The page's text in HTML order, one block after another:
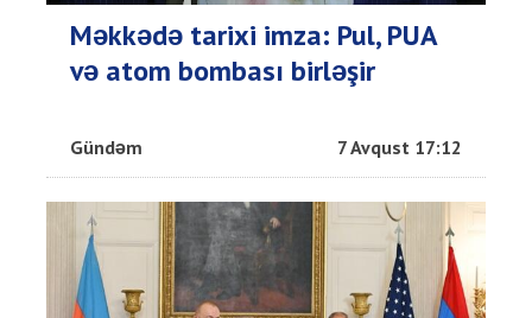
Məkkədə tarixi imza: Pul, PUA
və atom bombası birləşir
Gündəm 7 Avqust 17:12